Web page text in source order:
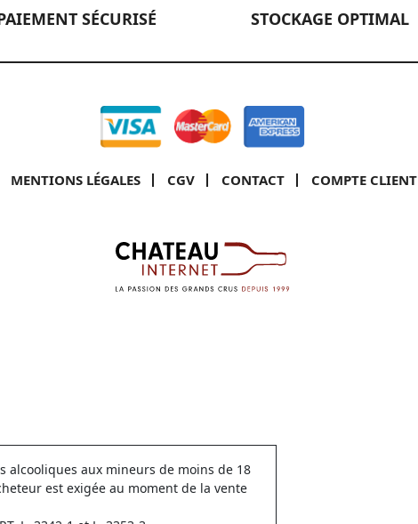
SÉCURISÉ STOCKAGE OPTIMAL
MENTIONS LÉGALES CGV CONTACT COMPTE CLIENT
alcooliques aux mineurs de moins de 18
est exigée au moment de la vente